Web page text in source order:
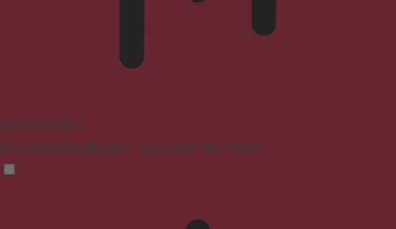
Blindenmodus
Reduziert Ablenkungen, verbessert den Fokus